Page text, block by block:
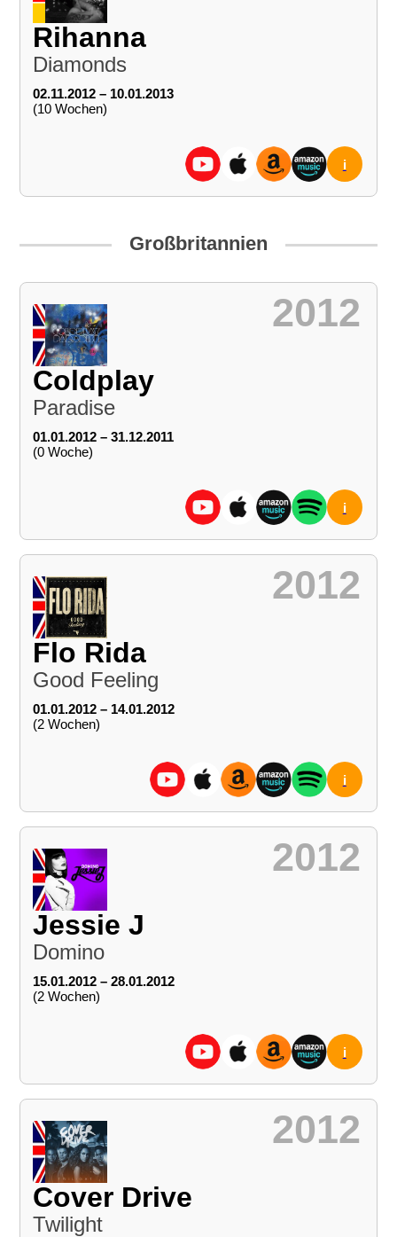
Rihanna
Diamonds
02.11.2012 – 10.01.2013
(10 Wochen)
i
Großbritannien
2012
Coldplay
Paradise
01.01.2012 – 31.12.2011
(0 Woche)
i
2012
Flo Rida
Good Feeling
01.01.2012 – 14.01.2012
(2 Wochen)
i
2012
Jessie J
Domino
15.01.2012 – 28.01.2012
(2 Wochen)
i
2012
Cover Drive
Twilight